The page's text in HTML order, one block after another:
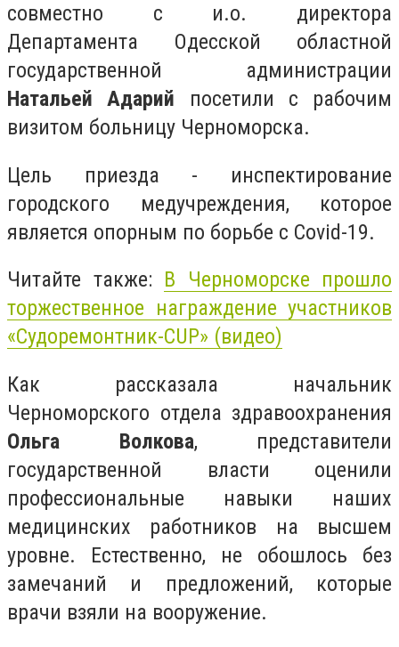
совместно с и.о. директора
Департамента Одесской областной
государственной администрации
Натальей Адарий посетили с рабочим
визитом больницу Черноморска.
Цель приезда - инспектирование
городского медучреждения, которое
является опорным по борьбе с Covid-19.
Читайте также: В Черноморске прошло
торжественное награждение участников
«Судоремонтник-CUP» (видео)
Как рассказала начальник
Черноморского отдела здравоохранения
Ольга Волкова, представители
государственной власти оценили
профессиональные навыки наших
медицинских работников на высшем
уровне. Естественно, не обошлось без
замечаний и предложений, которые
врачи взяли на вооружение.